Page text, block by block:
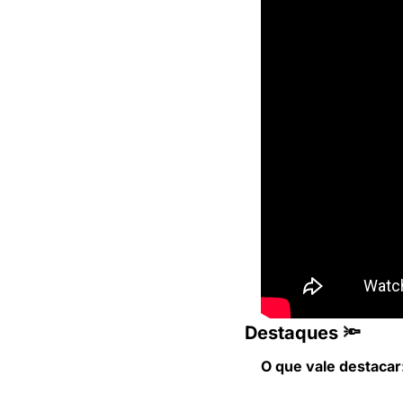
Destaques 🔦
O que vale